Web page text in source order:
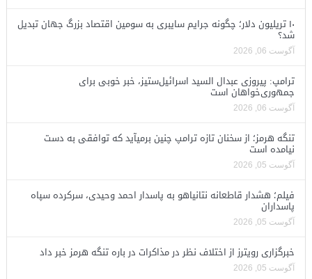
۱۰ تریلیون دلار؛ چگونه جرایم سایبری به سومین اقتصاد بزرگ جهان تبدیل
شد؟
آگوست 06, 2026
ترامپ: پیروزی عبدال السید اسرائیل‌ستیز، خبر خوبی برای
جمهوری‌خواهان است
آگوست 06, 2026
تنگه هرمز؛ از سخنان تازه ترامپ چنین برمیآید که توافقی به دست
نیامده است
آگوست 05, 2026
فیلم؛ هشدار قاطعانه نتانیاهو به پاسدار احمد وحیدی، سرکرده سپاه
پاسداران
آگوست 05, 2026
خبرگزاری رویترز از اختلاف نظر در مذاکرات در باره تنگه هرمز خبر داد
آگوست 05, 2026